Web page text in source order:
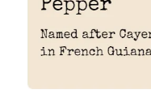
Theo dõi báo trên
Đài